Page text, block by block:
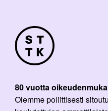
80 vuotta
Olemme poliittisesti